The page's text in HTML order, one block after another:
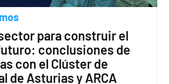
para construir el
conclusiones de
con el Clúster de
de Asturias y ARCA